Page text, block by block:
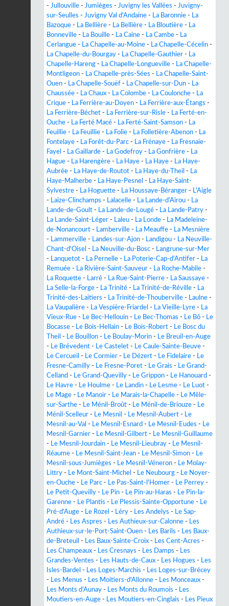
- Jullouville - Jumièges - Juvigny les Vallées - Juvigny-
sur-Seulles - Juvigny Val d'Andaine - La Baronnie - La
Bazoque - La Bellière - La Bellière - La Bloutière - La
Bonneville - La Bouille - La Caine - La Cambe - La
Cerlangue - La Chapelle-au-Moine - La Chapelle-Cécelin -
La Chapelle-du-Bourgay - La Chapelle-Gauthier - La
Chapelle-Hareng - La Chapelle-Longueville - La Chapelle-
Montligeon - La Chapelle-près-Sées - La Chapelle-Saint-
Ouen - La Chapelle-Souëf - La Chapelle-sur-Dun - La
Chaussée - La Chaux - La Colombe - La Coulonche - La
Crique - La Ferrière-au-Doyen - La Ferrière-aux-Étangs -
La Ferrière-Béchet - La Ferrière-sur-Risle - La Ferté-en-
Ouche - La Ferté Macé - La Ferté-Saint-Samson - La
Feuillie - La Feuillie - La Folie - La Folletière-Abenon - La
Fontelaye - La Forêt-du-Parc - La Frénaye - La Fresnaie-
Fayel - La Gaillarde - La Godefroy - La Gonfrière - La
Hague - La Harengère - La Haye - La Haye - La Haye-
Aubrée - La Haye-de-Routot - La Haye-du-Theil - La
Haye-Malherbe - La Haye-Pesnel - La Haye-Saint-
Sylvestre - La Hoguette - La Houssaye-Béranger - L'Aigle
- Laize-Clinchamps - Lalacelle - La Lande-d'Airou - La
Lande-de-Goult - La Lande-de-Lougé - La Lande-Patry -
La Lande-Saint-Léger - Laleu - La Londe - La Madeleine-
de-Nonancourt - Lamberville - La Meauffe - La Mesnière
- Lammerville - Landes-sur-Ajon - Landigou - La Neuville-
Chant-d'Oisel - La Neuville-du-Bosc - Langrune-sur-Mer
- Lanquetot - La Pernelle - La Poterie-Cap-d'Antifer - La
Remuée - La Rivière-Saint-Sauveur - La Roche-Mabile -
La Roquette - Larré - La Rue-Saint-Pierre - La Saussaye -
La Selle-la-Forge - La Trinité - La Trinité-de-Réville - La
Trinité-des-Laitiers - La Trinité-de-Thouberville - Laulne -
La Vaupalière - La Vespière-Friardel - La Vieille-Lyre - La
Vieux-Rue - Le Bec-Hellouin - Le Bec-Thomas - Le Bô - Le
Bocasse - Le Bois-Hellain - Le Bois-Robert - Le Bosc du
Theil - Le Bouillon - Le Boulay-Morin - Le Breuil-en-Auge
- Le Brévedent - Le Castelet - Le Caule-Sainte-Beuve -
Le Cercueil - Le Cormier - Le Dézert - Le Fidelaire - Le
Fresne-Camilly - Le Fresne-Poret - Le Grais - Le Grand-
Celland - Le Grand-Quevilly - Le Grippon - Le Hanouard -
Le Havre - Le Houlme - Le Landin - Le Lesme - Le Luot -
Le Mage - Le Manoir - Le Marais-la-Chapelle - Le Mêle-
sur-Sarthe - Le Ménil-Broût - Le Ménil-de-Briouze - Le
Ménil-Scelleur - Le Mesnil - Le Mesnil-Aubert - Le
Mesnil-au-Val - Le Mesnil-Esnard - Le Mesnil-Eudes - Le
Mesnil-Garnier - Le Mesnil-Gilbert - Le Mesnil-Guillaume
- Le Mesnil-Jourdain - Le Mesnil-Lieubray - Le Mesnil-
Réaume - Le Mesnil-Saint-Jean - Le Mesnil-Simon - Le
Mesnil-sous-Jumièges - Le Mesnil-Véneron - Le Molay-
Littry - Le Mont-Saint-Michel - Le Neubourg - Le Noyer-
en-Ouche - Le Parc - Le Pas-Saint-l'Homer - Le Perrey -
Le Petit-Quevilly - Le Pin - Le Pin-au-Haras - Le Pin-la-
Garenne - Le Plantis - Le Plessis-Sainte-Opportune - Le
Pré-d'Auge - Le Rozel - Léry - Les Andelys - Le Sap-
André - Les Aspres - Les Authieux-sur-Calonne - Les
Authieux-sur-le-Port-Saint-Ouen - Les Barils - Les Baux-
de-Breteuil - Les Baux-Sainte-Croix - Les Cent-Acres -
Les Champeaux - Les Cresnays - Les Damps - Les
Grandes-Ventes - Les Hauts-de-Caux - Les Hogues - Les
Isles-Bardel - Les Loges-Marchis - Les Loges-sur-Brécey
- Les Menus - Les Moitiers-d'Allonne - Les Monceaux -
Les Monts d'Aunay - Les Monts du Roumois - Les
Moutiers-en-Auge - Les Moutiers-en-Cinglais - Les Pieux